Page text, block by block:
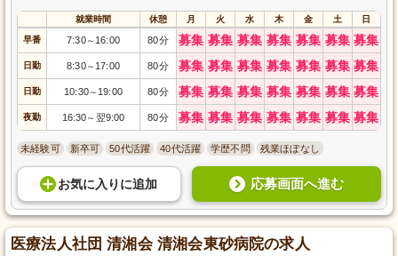
就業時間 休憩 月 火 水 木 金 土 日
早番 7:30～ 16:00 80分 募集 募集 募集 募集 募集 募集 募集
日勤 8:30～ 17:00 80分 募集 募集 募集 募集 募集 募集 募集
日勤 10:30～ 19:00 80分 募集 募集 募集 募集 募集 募集 募集
夜勤 16:30～ 翌9:00 80分 募集 募集 募集 募集 募集 募集 募集
未経験可 新卒可 50代活躍 40代活躍 学歴不問 残業ほぼなし
お気に入り に追加 応募画面へ進む
医療法人社団 清湘会 清湘会東砂病院の求人